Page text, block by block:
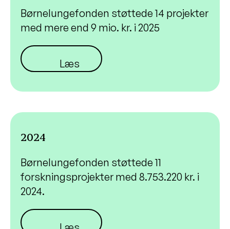
Bestyrelsen i Børnelungefonden
Årsrapporter
Børnelungefonden støttede 14 projekter
med mere end 9 mio. kr. i 2025
Læs mere
2024
Børnelungefonden støttede 11
forskningsprojekter med 8.753.220 kr. i
2024.
Læs mere